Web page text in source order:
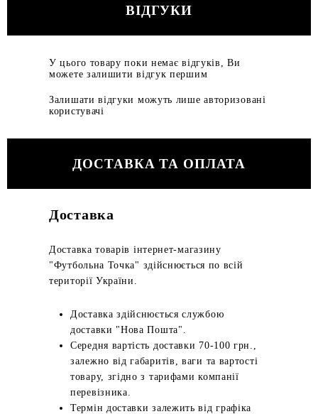
ВІДГУКИ
У цього товару поки немає відгуків, Ви
можете залишити відгук першим
Залишати відгуки можуть лише авторизовані
користувачі
ДОСТАВКА ТА ОПЛАТА
Доставка
Доставка товарів інтернет-магазину
"Футбольна Точка" здійснюється по всій
території України.
Доставка здійснюється службою
доставки "Нова Пошта".
Середня вартість доставки 70-100 грн.,
залежно від габаритів, ваги та вартості
товару, згідно з тарифами компанії
перевізника.
Термін доставки залежить від графіка